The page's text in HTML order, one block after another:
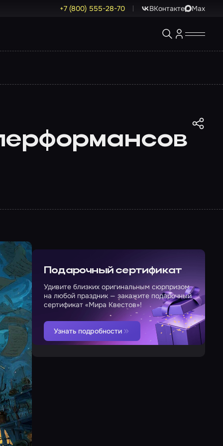
+7 (800) 555-28-70 ВКонтакте Max
Подарочный сертификат
Удивите близких оригинальным сюрпризом
на любой праздник — закажите подарочный
сертификат «Мира Квестов»!
Узнать подробности